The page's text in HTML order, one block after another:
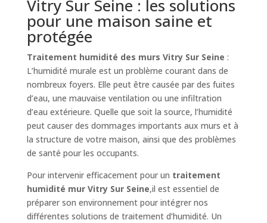
Vitry Sur Seine : les solutions
pour une maison saine et
protégée
Traitement humidité des murs Vitry Sur Seine :
L’humidité murale est un problème courant dans de
nombreux foyers. Elle peut être causée par des fuites
d’eau, une mauvaise ventilation ou une infiltration
d’eau extérieure. Quelle que soit la source, l’humidité
peut causer des dommages importants aux murs et à
la structure de votre maison, ainsi que des problèmes
de santé pour les occupants.
Pour intervenir efficacement pour un traitement
humidité mur Vitry Sur Seine,il est essentiel de
préparer son environnement pour intégrer nos
différentes solutions de traitement d’humidité. Un